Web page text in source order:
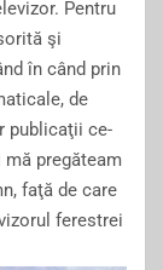
Pentru
şi
în când prin
de
publicaţii ce-
pregăteam
faţă de care
ferestrei